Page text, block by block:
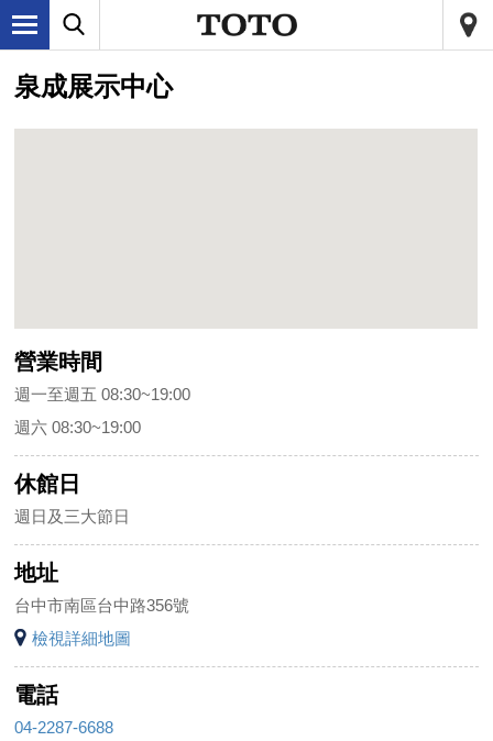
泉成展示中心
營業時間
週一至週五 08:30~19:00
週六 08:30~19:00
休館日
週日及三大節日
地址
台中市南區台中路356號
檢視詳細地圖
電話
04-2287-6688